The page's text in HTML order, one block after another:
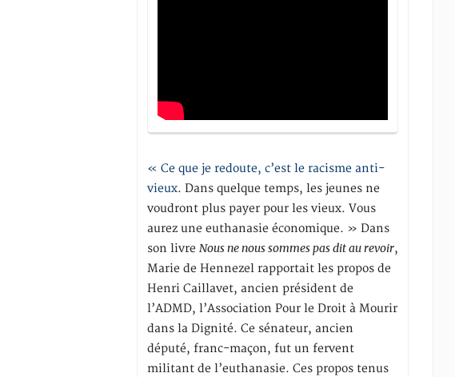
« Ce que je redoute, c’est le racisme anti-
vieux. Dans quelque temps, les jeunes ne
voudront plus payer pour les vieux. Vous
aurez une euthanasie économique. » Dans
son livreNous ne nous sommes pas dit au revoir,
Marie de Hennezel rapportait les propos de
Henri Caillavet, ancien président de
l’ADMD, l’Association Pour le Droit à Mourir
dans la Dignité. Ce sénateur, ancien
député, franc-maçon, fut un fervent
militant de l’euthanasie. Ces propos tenus